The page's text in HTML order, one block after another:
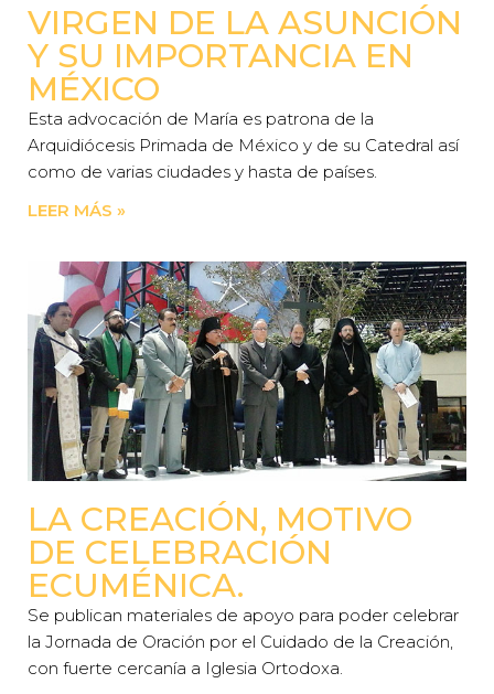
VIRGEN DE LA ASUNCIÓN
Y SU IMPORTANCIA EN
MÉXICO
Esta advocación de María es patrona de la
Arquidiócesis Primada de México y de su Catedral así
como de varias ciudades y hasta de países.
LEER MÁS »
LA CREACIÓN, MOTIVO
DE CELEBRACIÓN
ECUMÉNICA.
Se publican materiales de apoyo para poder celebrar
la Jornada de Oración por el Cuidado de la Creación,
con fuerte cercanía a Iglesia Ortodoxa.